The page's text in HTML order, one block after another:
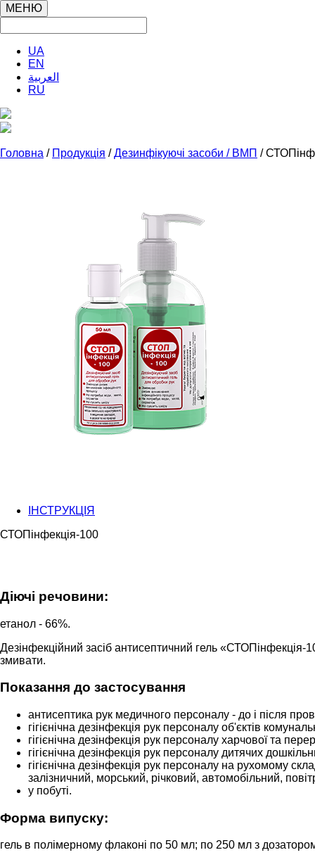
МЕНЮ
UA
EN
العربية
RU
Головна / Продукція /Дезинфікуючі засоби / ВМП /
ІНСТРУКЦІЯ
СТОПінфекція-100
Діючі речовини:
етанол - 66%.
Дезінфекційний засіб антисептичний гель
змивати.
Показання до застосування
антисептика рук медичного персоналу - до і після
гігієнічна дезінфекція рук персоналу об'єктів
гігієнічна дезінфекція рук персоналу харчової та
гігієнічна дезінфекція рук персоналу дитячих
гігієнічна дезінфекція рук персоналу на рухомому
залізничний, морський, річковий, автомобільний,
у побуті.
Форма випуску:
гель в полімерному флаконі по 50 мл; по 250 мл з